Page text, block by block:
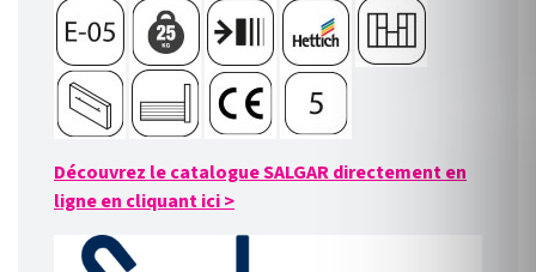
Découvrez le catalogue SALGAR directement en
ligne en cliquant ici>